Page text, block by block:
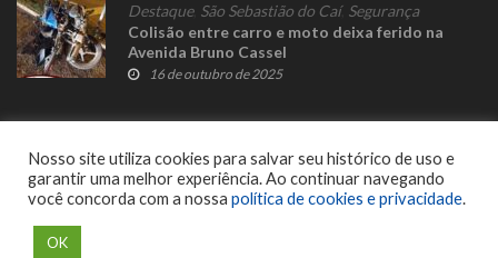
Destaque, São Sebastião do Caí, Segurança
Colisão entre carro e moto deixa ferido na
Avenida Bruno Cassel
16 de outubro de 2025
Nosso site utiliza cookies para salvar seu histórico de uso e
garantir uma melhor experiência. Ao continuar navegando
você concorda com a nossa política de cookies e privacidade.
OK